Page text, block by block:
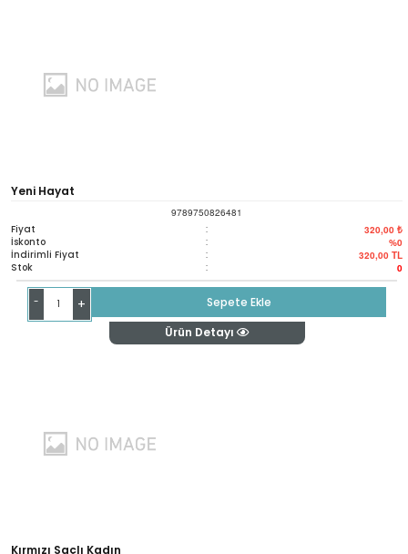
Yeni Hayat
9789750826481
Fiyat : 320,00 ₺
İskonto : %0
İndirimli Fiyat : 320,00 TL
Stok : 0
- +
Sepete Ekle
Ürün Detayı
Kırmızı Saçlı Kadın